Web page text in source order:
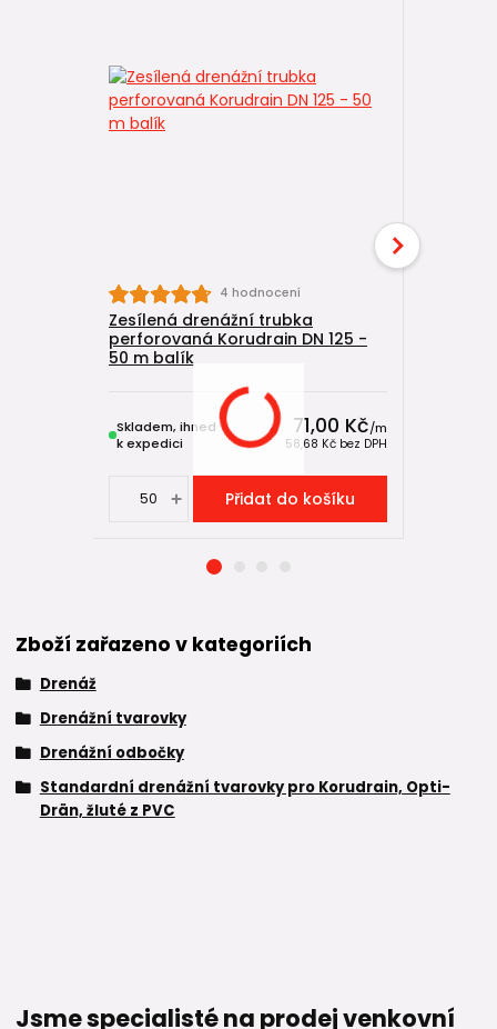
4 hodnocení
Zesílená drenážní trubka
perforovaná Korudrain DN 125 -
50 m balík
71,00 Kč/m
58,68 Kč bez DPH
Skladem, ihned
k expedici
Přidat do košíku
Zboží zařazeno v kategoriích
Drenáž
Drenážní tvarovky
Drenážní odbočky
Standardní drenážní tvarovky pro Korudrain, Opti-
Drän, žluté z PVC
Jsme specialisté na prodej venkovní